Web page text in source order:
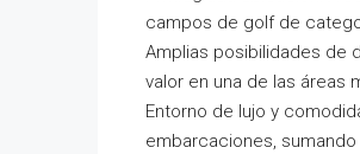
campos de golf de
Amplias posibilidades de
valor en una de las áreas
Entorno de lujo y
embarcaciones,